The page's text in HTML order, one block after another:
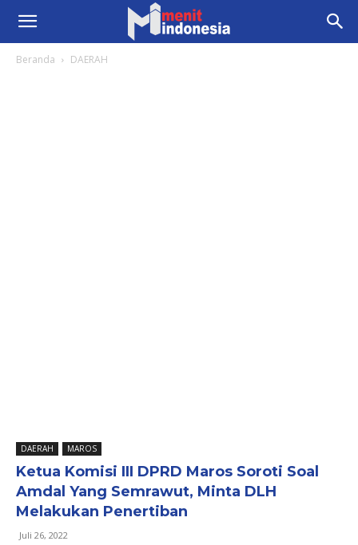
Beranda DAERAH
DAERAH MAROS
Ketua Komisi III DPRD Maros Soroti Soal
Amdal Yang Semrawut, Minta DLH
Melakukan Penertiban
Juli 26, 2022